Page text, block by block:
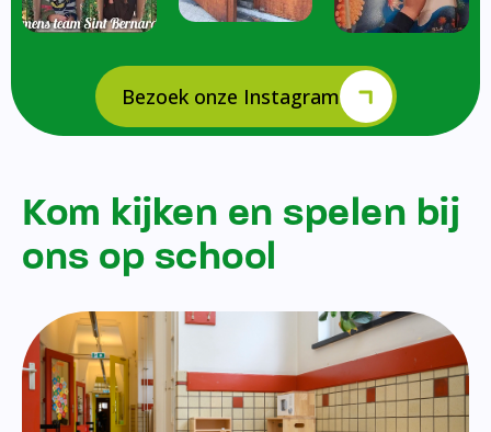
Bezoek onze Instagram
Kom kijken en spelen bij
ons op school